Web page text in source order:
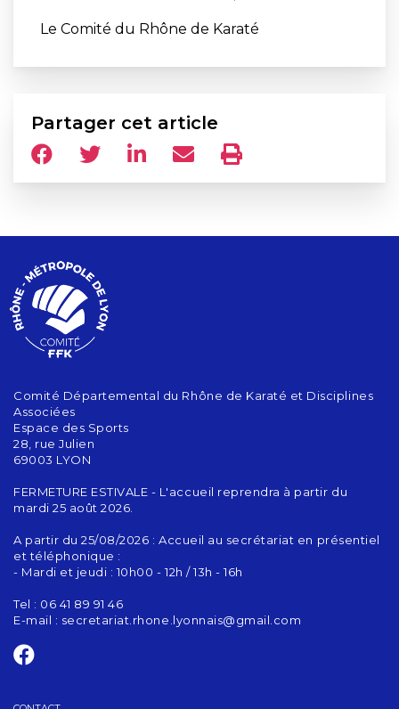
Le Comité du Rhône de Karaté
Partager cet article
Comité Départemental du Rhône de Karaté et Disciplines
Associées
Espace des Sports
28, rue Julien
69003 LYON
FERMETURE ESTIVALE - L'accueil reprendra à partir du
mardi 25 août 2026.
A partir du 25/08/2026 : Accueil au secrétariat en présentiel
et téléphonique :
- Mardi et jeudi : 10h00 - 12h / 13h - 16h
Tel : 06 41 89 91 46
E-mail : secretariat.rhone.lyonnais@gmail.com